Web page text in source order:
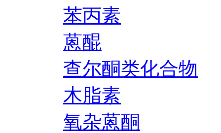
苯丙素
蒽醌
查尔酮类化合物
木脂素
氧杂蒽酮